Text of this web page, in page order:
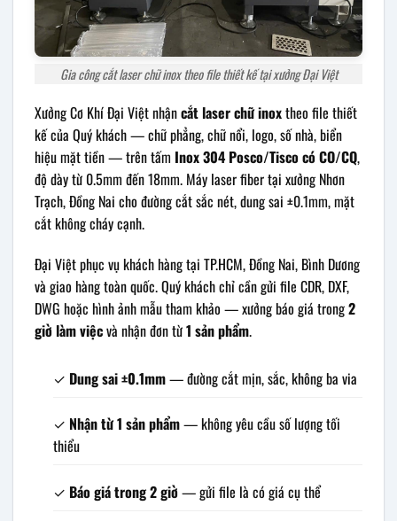
Gia công cắt laser chữ inox theo file thiết kế tại xưởng Đại Việt
Xưởng Cơ Khí Đại Việt nhậncắt laser chữ inoxtheo file thiết
kế của Quý khách — chữ phẳng, chữ nổi, logo, số nhà, biển
hiệu mặt tiền — trên tấm Inox 304 Posco/Tisco có CO/CQ,
độ dày từ 0.5mm đến 18mm. Máy laser fiber tại xưởng Nhơn
Trạch, Đồng Nai cho đường cắt sắc nét, dung sai ±0.1mm, mặt
cắt không cháy cạnh.
Đại Việt phục vụ khách hàng tại TP.HCM, Đồng Nai, Bình Dương
và giao hàng toàn quốc. Quý khách chỉ cần gửi file CDR, DXF,
DWG hoặc hình ảnh mẫu tham khảo — xưởng báo giá trong2
giờ làm việcvà nhận đơn từ1 sản phẩm.
✓ Dung sai ±0.1mm— đường cắt mịn, sắc, không ba via
✓ Nhận từ 1 sản phẩm— không yêu cầu số lượng tối
thiểu
✓ Báo giá trong 2 giờ— gửi file là có giá cụ thể